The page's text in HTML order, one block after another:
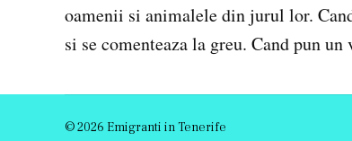
oamenii si animalele din jurul lor.
si se comenteaza la greu. Cand pun
© 2026 Emigranti in Tenerife